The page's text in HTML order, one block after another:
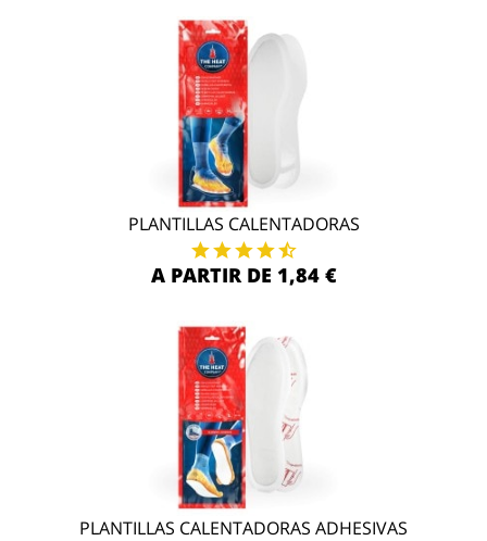
PLANTILLAS CALENTADORAS
A PARTIR DE 1,84 €
PLANTILLAS CALENTADORAS ADHESIVAS